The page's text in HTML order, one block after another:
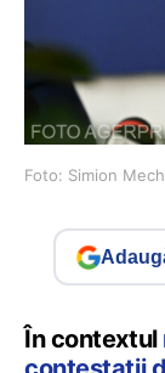
Foto: Simion
În contextul